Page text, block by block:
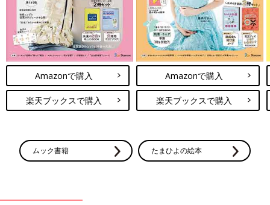
Amazonで購入
楽天ブックスで購入
Amazonで購入
楽天ブックスで購入
ムック書籍 たまひよの絵本